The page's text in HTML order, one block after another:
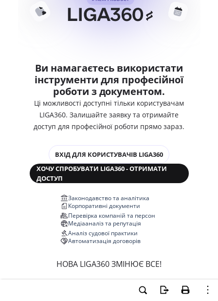
Ви намагаєтесь використати
інструменти для професійної
роботи з документом.
Ці можливості доступні тільки користувачам
LIGA360. Залишайте заявку та отримайте
доступ для професійної роботи прямо зараз.
ВХІД ДЛЯ КОРИСТУВАЧІВ LIGA360
ХОЧУ СПРОБУВАТИ LIGA360 - ОТРИМАТИ
ДОСТУП
Законодавство та аналітика
Корпоративні документи
Перевірка компаній та персон
Медіааналіз та репутація
Аналіз судової практики
Автоматизація договорів
НОВА LIGA360 ЗМІНЮЄ ВСЕ!